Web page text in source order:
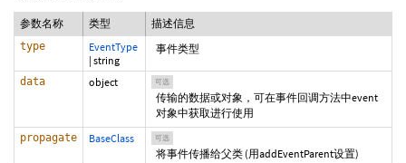
参数名称 类型 描述信息
type
EventType
| string
事件类型
data object 可选
传输的数据或对象，可在事件回调方法中event
对象中获取进行使用
propagate BaseClass 可选
将事件传播给父类 (用addEventParent设置)